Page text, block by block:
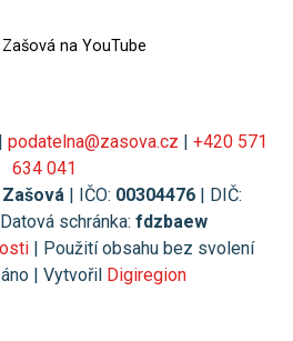
Zašová na YouTube
| podatelna@zasova.cz | +420 571
634 041
| IČO: 00304476| DIČ:
schránka: fdzbaew
| Použití obsahu bez svolení
| Vytvořil Digiregion